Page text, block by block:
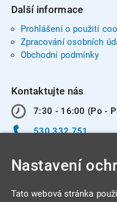
Další informace
Prohlášení o použití
Zpracování osobních
Obchodní podmínky
Kontaktujte nás
7:30 - 16:00 (Po -
530 332 751
Nastavení
Tato webová stránka